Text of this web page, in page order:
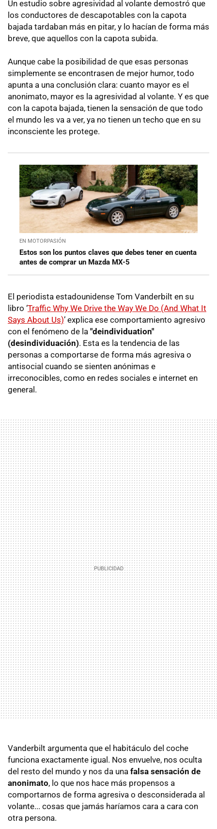
Un estudio sobre agresividad al volante demostró que
los conductores de descapotables con la capota
bajada tardaban más en pitar, y lo hacían de forma más
breve, que aquellos con la capota subida.
Aunque cabe la posibilidad de que esas personas
simplemente se encontrasen de mejor humor, todo
apunta a una conclusión clara: cuanto mayor es el
anonimato, mayor es la agresividad al volante. Y es que
con la capota bajada, tienen la sensación de que todo
el mundo les va a ver, ya no tienen un techo que en su
inconsciente les protege.
EN MOTORPASIÓN
Estos son los puntos claves que debes tener en cuenta
antes de comprar un Mazda MX-5
El periodista estadounidense Tom Vanderbilt en su
libro ‘Traffic Why We Drive the Way We Do (And What It
Says About Us)’ explica ese comportamiento agresivo
con el fenómeno de la "deindividuation"
(desindividuación). Esta es la tendencia de las
personas a comportarse de forma más agresiva o
antisocial cuando se sienten anónimas e
irreconocibles, como en redes sociales e internet en
general.
Vanderbilt argumenta que el habitáculo del coche
funciona exactamente igual. Nos envuelve, nos oculta
del resto del mundo y nos da una falsa sensación de
anonimato, lo que nos hace más propensos a
comportarnos de forma agresiva o desconsiderada al
volante... cosas que jamás haríamos cara a cara con
otra persona.